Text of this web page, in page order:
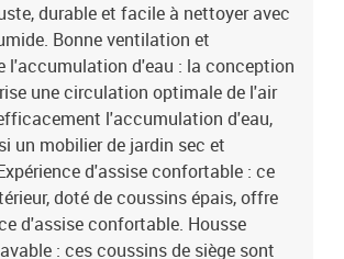
durable et facile à nettoyer avec
Bonne ventilation et
l'accumulation d'eau : la conception
une circulation optimale de l'air
l'accumulation d'eau,
un mobilier de jardin sec et
d'assise confortable : ce
doté de coussins épais, offre
d'assise confortable. Housse
: ces coussins de siège sont